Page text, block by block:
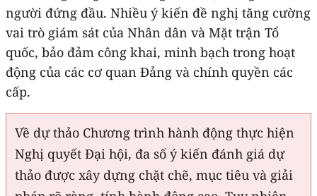
người đứng đầu. Nhiều ý kiến đề nghị tăng cường
vai trò giám sát của Nhân dân và Mặt trận Tổ
quốc, bảo đảm công khai, minh bạch trong hoạt
động của các cơ quan Đảng và chính quyền các
cấp.
Về dự thảo Chương trình hành động thực hiện
Nghị quyết Đại hội, đa số ý kiến đánh giá dự
thảo được xây dựng chặt chẽ, mục tiêu và giải